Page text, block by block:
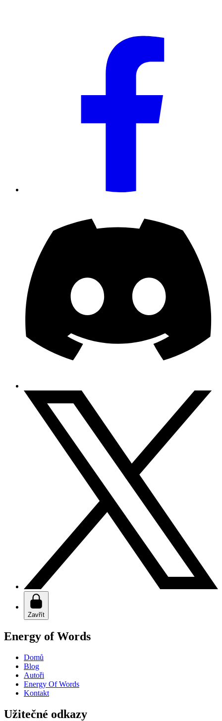
Zavřít
Energy of Words
Domů
Blog
Autoři
Energy Of Words
Kontakt
Užitečné odkazy